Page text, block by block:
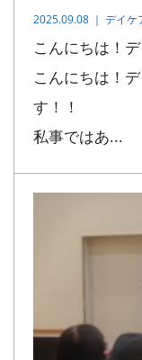
2025.09.08 ｜ デイケ
こんにちは！
こんにちは！
す！！
私事ではあ...